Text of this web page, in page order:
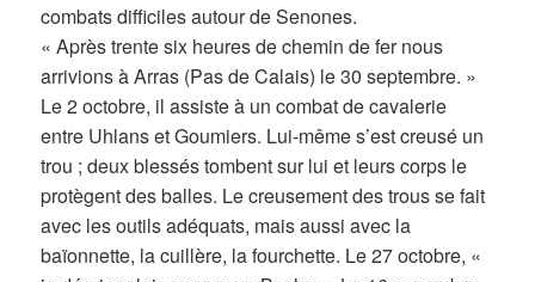
combats difficiles autour de Senones.
« Après trente six heures de chemin de fer nous
arrivions à Arras (Pas de Calais) le 30 septembre. »
Le 2 octobre, il assiste à un combat de cavalerie
entre Uhlans et Goumiers. Lui-même s’est creusé un
trou ; deux blessés tombent sur lui et leurs corps le
protègent des balles. Le creusement des trous se fait
avec les outils adéquats, mais aussi avec la
baïonnette, la cuillère, la fourchette. Le 27 octobre, «